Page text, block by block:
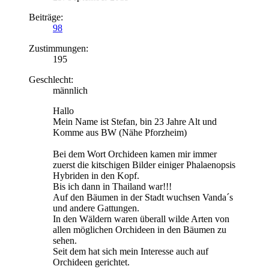
Beiträge:
98
Zustimmungen:
195
Geschlecht:
männlich
Hallo
Mein Name ist Stefan, bin 23 Jahre Alt und
Komme aus BW (Nähe Pforzheim)
Bei dem Wort Orchideen kamen mir immer
zuerst die kitschigen Bilder einiger Phalaenopsis
Hybriden in den Kopf.
Bis ich dann in Thailand war!!!
Auf den Bäumen in der Stadt wuchsen Vanda´s
und andere Gattungen.
In den Wäldern waren überall wilde Arten von
allen möglichen Orchideen in den Bäumen zu
sehen.
Seit dem hat sich mein Interesse auch auf
Orchideen gerichtet.